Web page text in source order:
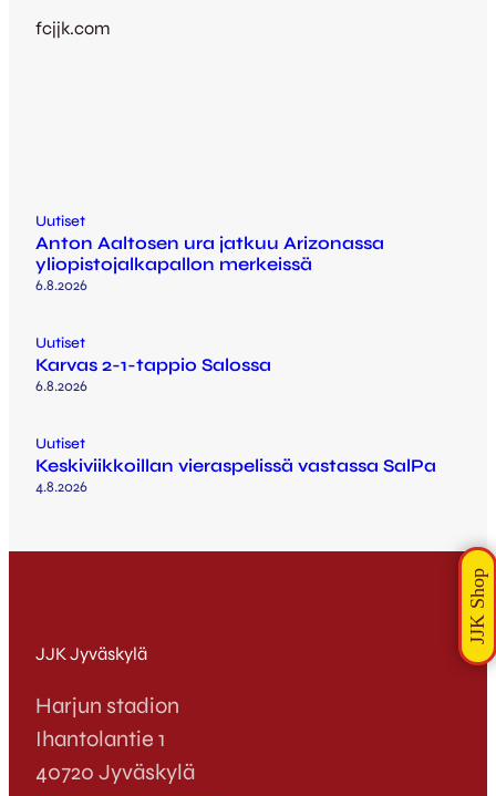
fcjjk.com
Uutiset
Anton Aaltosen ura jatkuu Arizonassa
yliopistojalkapallon merkeissä
6.8.2026
Uutiset
Karvas 2-1-tappio Salossa
6.8.2026
Uutiset
Keskiviikkoillan vieraspelissä vastassa SalPa
4.8.2026
JJK Jyväskylä
Harjun stadion
Ihantolantie 1
40720 Jyväskylä